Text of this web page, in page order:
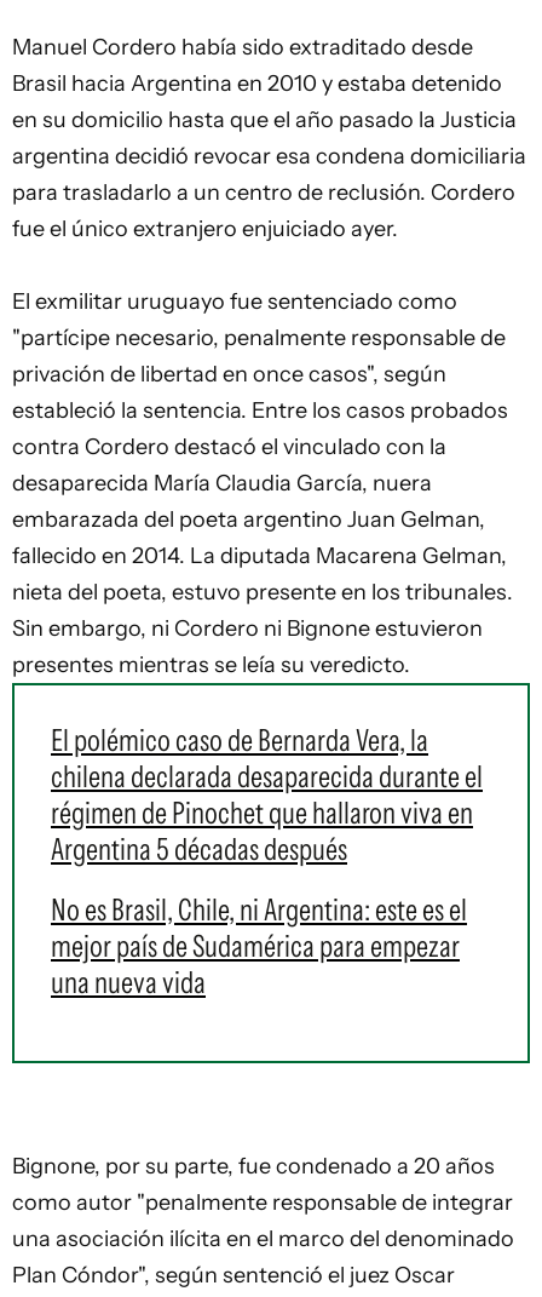
Manuel Cordero había sido extraditado desde
Brasil hacia Argentina en 2010 y estaba detenido
en su domicilio hasta que el año pasado la Justicia
argentina decidió revocar esa condena domiciliaria
para trasladarlo a un centro de reclusión. Cordero
fue el único extranjero enjuiciado ayer.
El exmilitar uruguayo fue sentenciado como
"partícipe necesario, penalmente responsable de
privación de libertad en once casos", según
estableció la sentencia. Entre los casos probados
contra Cordero destacó el vinculado con la
desaparecida María Claudia García, nuera
embarazada del poeta argentino Juan Gelman,
fallecido en 2014. La diputada Macarena Gelman,
nieta del poeta, estuvo presente en los tribunales.
Sin embargo, ni Cordero ni Bignone estuvieron
presentes mientras se leía su veredicto.
El polémico caso de Bernarda Vera, la
chilena declarada desaparecida durante el
régimen de Pinochet que hallaron viva en
Argentina 5 décadas después
No es Brasil, Chile, ni Argentina: este es el
mejor país de Sudamérica para empezar
una nueva vida
Bignone, por su parte, fue condenado a 20 años
como autor "penalmente responsable de integrar
una asociación ilícita en el marco del denominado
Plan Cóndor", según sentenció el juez Oscar